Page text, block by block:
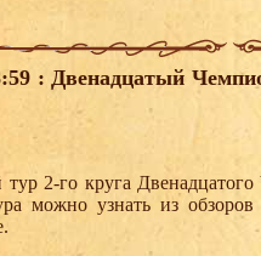
: Двенадцатый
тур 2-го круга
можно узнать из